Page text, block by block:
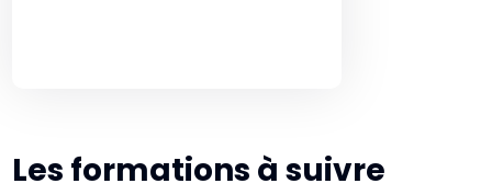
Les formations à suivre